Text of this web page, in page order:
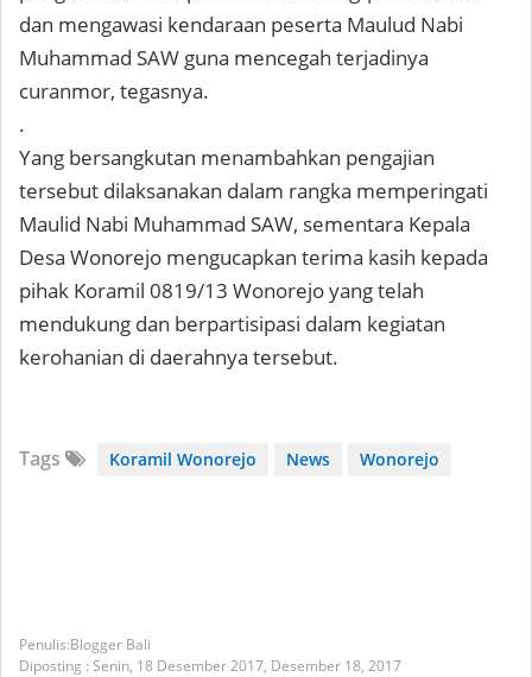
dan mengawasi kendaraan peserta Maulud Nabi
Muhammad SAW guna mencegah terjadinya
curanmor, tegasnya.
.
Yang bersangkutan menambahkan pengajian
tersebut dilaksanakan dalam rangka memperingati
Maulid Nabi Muhammad SAW, sementara Kepala
Desa Wonorejo mengucapkan terima kasih kepada
pihak Koramil 0819/13 Wonorejo yang telah
mendukung dan berpartisipasi dalam kegiatan
kerohanian di daerahnya tersebut.
Tags Koramil Wonorejo News Wonorejo
Blogger Bali
Diposting : Senin, 18 Desember 2017, Desember 18, 2017